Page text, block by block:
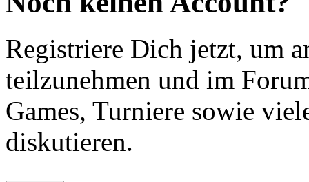
Registriere Dich jetzt, um
teilzunehmen und im
Games, Turniere sowie
diskutieren.